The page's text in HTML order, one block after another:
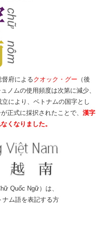
督府によるクオック・グー （後
ノムの使用頻度は次第に減少、
により、ベトナムの国字とし
正式に採択されたことで、 漢字
くなりました。
Quốc Ngữ）は、
ナム語を表記する方